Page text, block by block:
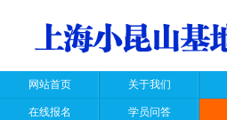
网站首页 关于我们
在线报名 学员问答